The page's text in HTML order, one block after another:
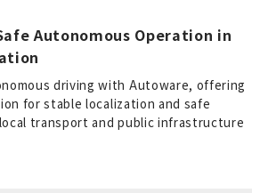
ソフトウェア
航法システム
トウェア
Autonomous Operation in
driving with Autoware, offering
for stable localization and safe
transport and public infrastructure